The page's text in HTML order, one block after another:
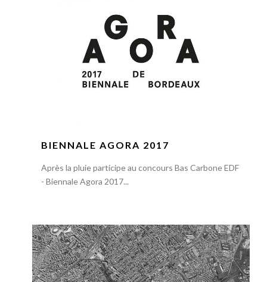
BIENNALE AGORA 2017
Après la pluie participe au concours Bas Carbone EDF
- Biennale Agora 2017...